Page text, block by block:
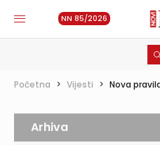
NN 85/2026
Početna > Vijesti > Nova
Arhiva